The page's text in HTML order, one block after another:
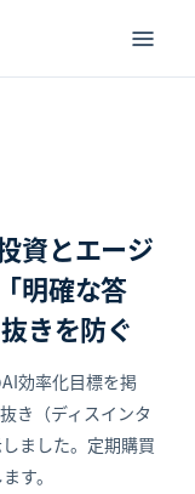
資とエージ
明確な答
きを防ぐ
効率化目標を掲
き（ディスインタ
ました。定期購買
す。